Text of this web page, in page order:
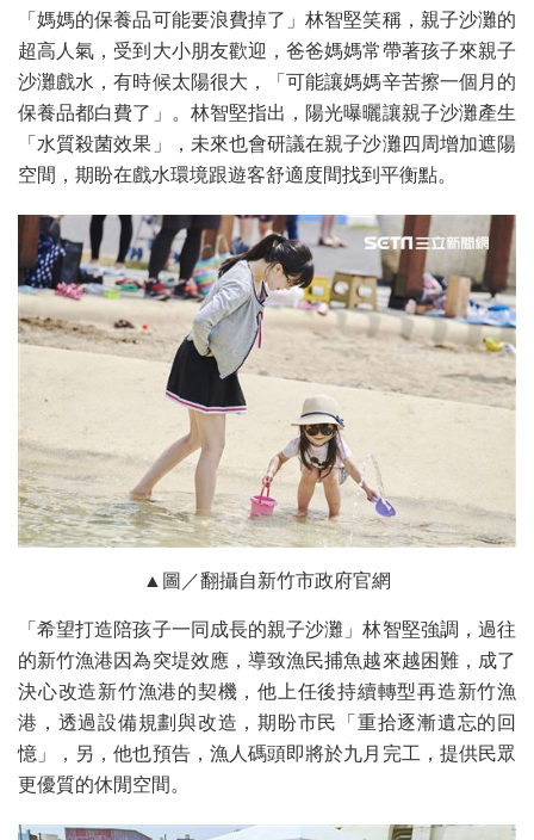
「媽媽的保養品可能要浪費掉了」林智堅笑稱，親子沙灘的
超高人氣，受到大小朋友歡迎，爸爸媽媽常帶著孩子來親子
沙灘戲水，有時候太陽很大，「可能讓媽媽辛苦擦一個月的
保養品都白費了」。林智堅指出，陽光曝曬讓親子沙灘產生
「水質殺菌效果」，未來也會研議在親子沙灘四周增加遮陽
空間，期盼在戲水環境跟遊客舒適度間找到平衡點。
▲圖／翻攝自新竹市政府官網
「希望打造陪孩子一同成長的親子沙灘」林智堅強調，過往
的新竹漁港因為突堤效應，導致漁民捕魚越來越困難，成了
決心改造新竹漁港的契機，他上任後持續轉型再造新竹漁
港，透過設備規劃與改造，期盼市民「重拾逐漸遺忘的回
憶」，另，他也預告，漁人碼頭即將於九月完工，提供民眾
更優質的休閒空間。